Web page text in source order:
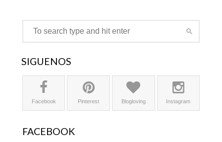
SÍGUENOS
Facebook Pinterest Blogloving Instagram
FACEBOOK